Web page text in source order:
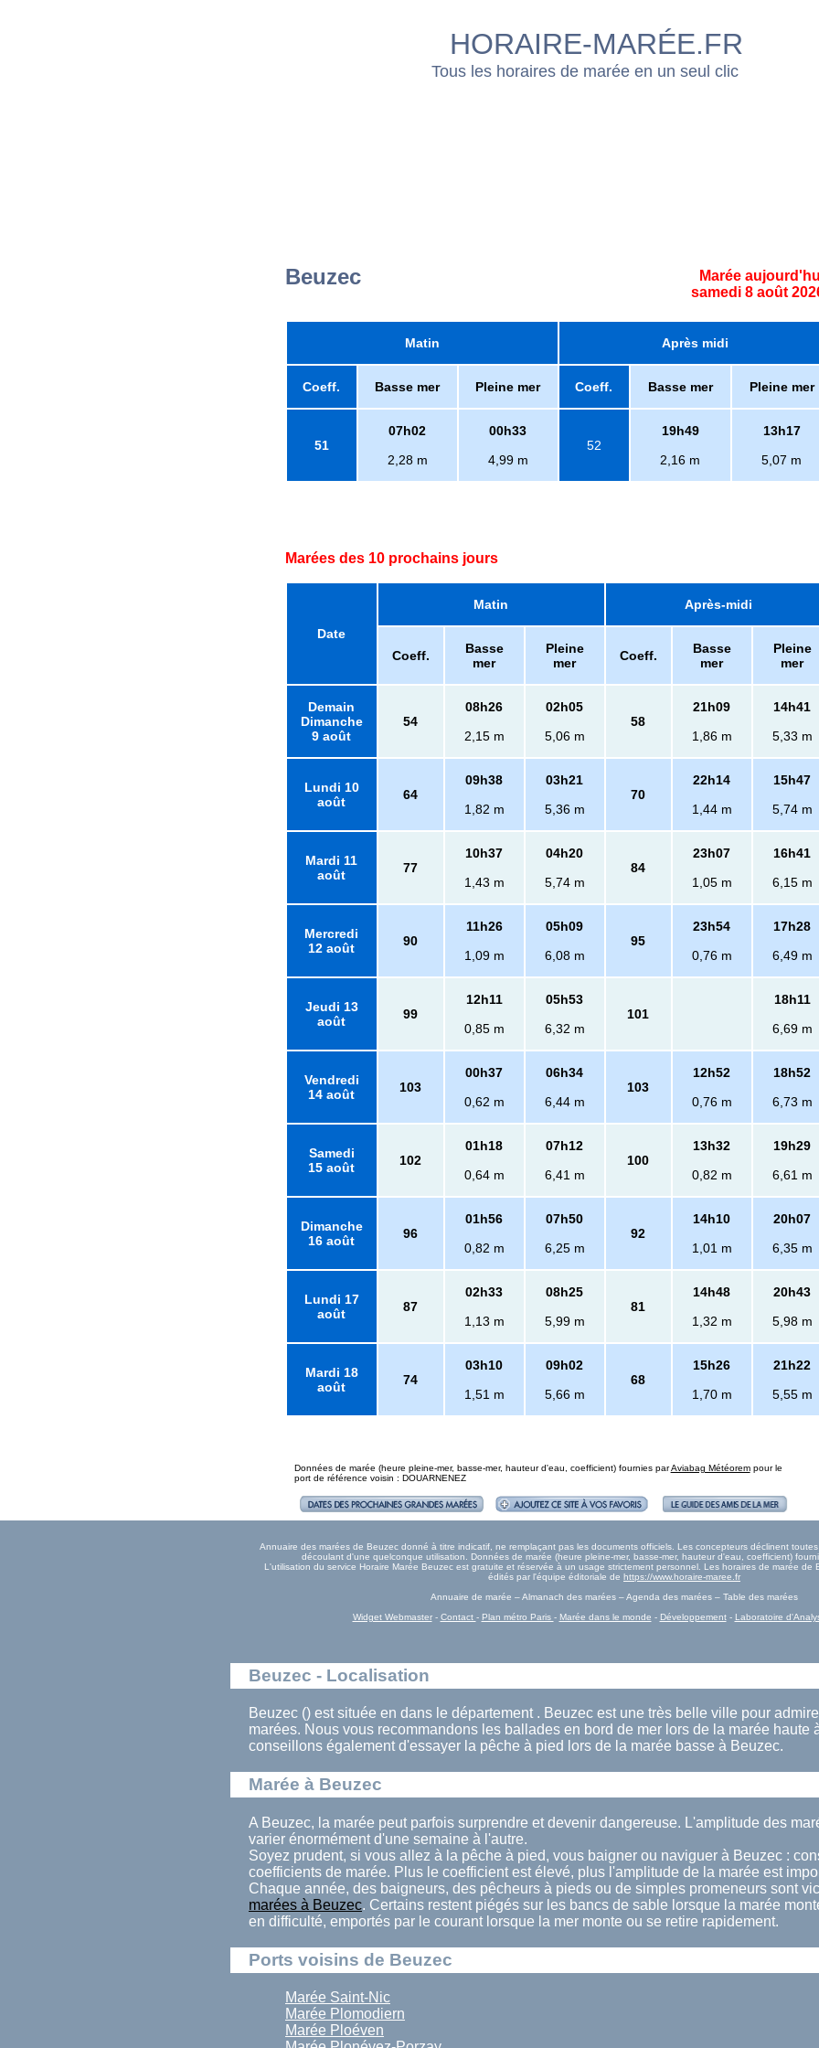
HORAIRE-MARÉE.FR
Tous les horaires de marée en un seul clic
Beuzec
Marée
samedi 8 août
Matin Après midi
Coeff. Basse mer Pleine mer Coeff. Basse mer Pleine mer
51
07h02
2,28 m
00h33
4,99 m
52
19h49
2,16 m
13h17
5,07 m
Marées des 10 prochains jours
Date
Matin Après-midi
Coeff.
Basse
mer
Pleine
mer
Coeff.
Basse
mer
Pleine
mer
Demain
Dimanche
9 août
54
08h26
2,15 m
02h05
5,06 m
58
21h09
1,86 m
14h41
5,33 m
Lundi 10
août
64
09h38
1,82 m
03h21
5,36 m
70
22h14
1,44 m
15h47
5,74 m
Mardi 11
août
77
10h37
1,43 m
04h20
5,74 m
84
23h07
1,05 m
16h41
6,15 m
Mercredi
12 août
90
11h26
1,09 m
05h09
6,08 m
95
23h54
0,76 m
17h28
6,49 m
Jeudi 13
août
99
12h11
0,85 m
05h53
6,32 m
101
18h11
6,69 m
Vendredi
14 août
103
00h37
0,62 m
06h34
6,44 m
103
12h52
0,76 m
18h52
6,73 m
Samedi
15 août
102
01h18
0,64 m
07h12
6,41 m
100
13h32
0,82 m
19h29
6,61 m
Dimanche
16 août
96
01h56
0,82 m
07h50
6,25 m
92
14h10
1,01 m
20h07
6,35 m
Lundi 17
août
87
02h33
1,13 m
08h25
5,99 m
81
14h48
1,32 m
20h43
5,98 m
Mardi 18
août
74
03h10
1,51 m
09h02
5,66 m
68
15h26
1,70 m
21h22
5,55 m
Données de marée (heure pleine-mer, basse-mer, hauteur d'eau, coefficient) fournies parAviabag Météorempour le
port de référence voisin : DOUARNENEZ
Annuaire des marées de Beuzec donné à titre indicatif, ne remplaçant pas les documents officiels. Les concepteurs déclinent
découlant d'une quelconque utilisation. Données de marée (heure pleine-mer, basse-mer, hauteur d'eau, coefficient)
L'utilisation du service Horaire Marée Beuzec est gratuite et réservée à un usage strictement personnel. Les horaires de marée de
édités par l'équipe éditoriale de https://www.horaire-maree.fr
Annuaire de marée – Almanach des marées – Agenda des marées – Table des marées
Widget Webmaster- Contact - Plan métro Paris - Marée dans le monde - Développement- Laboratoire
Beuzec - Localisation
Beuzec () est située en dans le département . Beuzec est une très belle ville pour
marées. Nous vous recommandons les ballades en bord de mer lors de la marée haute
conseillons également d'essayer la pêche à pied lors de la marée basse à Beuzec.
Marée à Beuzec
A Beuzec, la marée peut parfois surprendre et devenir dangereuse. L'amplitude des
varier énormément d'une semaine à l'autre.
Soyez prudent, si vous allez à la pêche à pied, vous baigner ou naviguer à Beuzec :
coefficients de marée. Plus le coefficient est élevé, plus l'amplitude de la marée est
Chaque année, des baigneurs, des pêcheurs à pieds ou de simples promeneurs sont
marées à Beuzec. Certains restent piégés sur les bancs de sable lorsque la marée
en difficulté, emportés par le courant lorsque la mer monte ou se retire rapidement.
Ports voisins de Beuzec
Marée Saint-Nic
Marée Plomodiern
Marée Ploéven